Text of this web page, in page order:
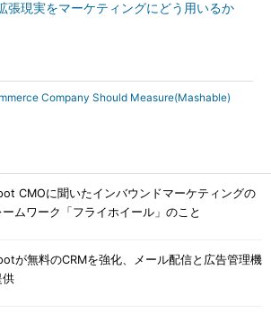
現実をマーケティングにどう用いるか
Company Should Measure(Mashable)
CMOに聞いたインバウンドマーケティングの
ームワーク「フライホイール」のこと
が無料のCRMを強化、メール配信と広告管理機
供